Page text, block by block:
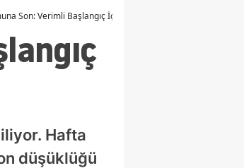
Son: Verimli Başlangıç İçin İpuçları
Hafta
düşüklüğü